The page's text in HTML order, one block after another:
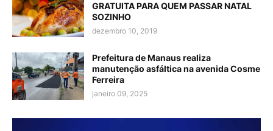
GRATUITA PARA QUEM PASSAR NATAL
SOZINHO
dezembro 10, 2019
Prefeitura de Manaus realiza
manutenção asfáltica na avenida Cosme
Ferreira
janeiro 09, 2025